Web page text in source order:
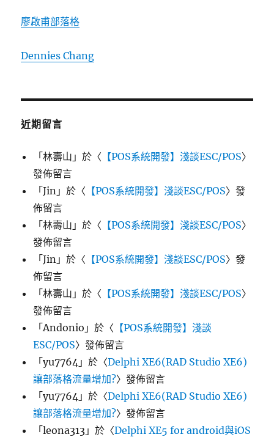
廖啟甫部落格
Dennies Chang
近期留言
「林壽山 」於〈 【POS系統開發】淺談ESC/POS〉
發佈留言
「Jin 」於〈 【POS系統開發】淺談ESC/POS〉發
佈留言
「林壽山 」於〈 【POS系統開發】淺談ESC/POS〉
發佈留言
「Jin 」於〈 【POS系統開發】淺談ESC/POS〉發
佈留言
「林壽山 」於〈 【POS系統開發】淺談ESC/POS〉
發佈留言
「Andonio 」於〈 【POS系統開發】淺談
ESC/POS〉發佈留言
「yu7764 」於〈Delphi XE6(RAD Studio XE6)
讓部落格流量增加?〉發佈留言
「yu7764 」於〈Delphi XE6(RAD Studio XE6)
讓部落格流量增加?〉發佈留言
「leona313 」於〈Delphi XE5 for android與iOS